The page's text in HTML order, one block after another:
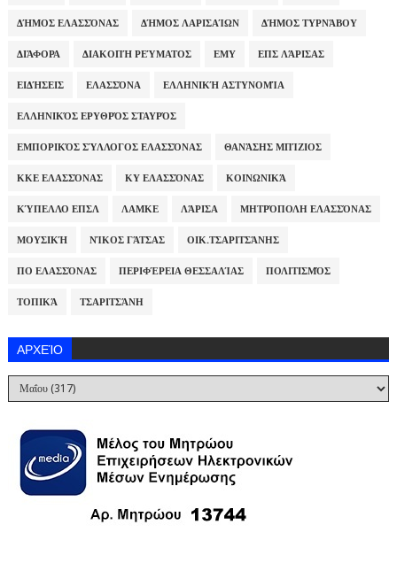
ΔΉΜΟΣ ΕΛΑΣΣΌΝΑΣ ΔΉΜΟΣ ΛΑΡΙΣΑΊΩΝ ΔΉΜΟΣ ΤΥΡΝΆΒΟΥ
ΔΙΆΦΟΡΑ ΔΙΑΚΟΠΉ ΡΕΎΜΑΤΟΣ ΕΜΥ ΕΠΣ ΛΆΡΙΣΑΣ
ΕΙΔΉΣΕΙΣ ΕΛΑΣΣΌΝΑ ΕΛΛΗΝΙΚΉ ΑΣΤΥΝΟΜΊΑ
ΕΛΛΗΝΙΚΌΣ ΕΡΥΘΡΌΣ ΣΤΑΥΡΌΣ
ΕΜΠΟΡΙΚΌΣ ΣΎΛΛΟΓΟΣ ΕΛΑΣΣΌΝΑΣ ΘΑΝΆΣΗΣ ΜΠΊΖΙΟΣ
ΚΚΕ ΕΛΑΣΣΌΝΑΣ ΚΥ ΕΛΑΣΣΌΝΑΣ ΚΟΙΝΩΝΙΚΆ
ΚΎΠΕΛΛΟ ΕΠΣΛ ΛΑΜΚΕ ΛΆΡΙΣΑ ΜΗΤΡΌΠΟΛΗ ΕΛΑΣΣΌΝΑΣ
ΜΟΥΣΙΚΉ ΝΊΚΟΣ ΓΆΤΣΑΣ ΟΙΚ.ΤΣΑΡΙΤΣΆΝΗΣ
ΠΟ ΕΛΑΣΣΌΝΑΣ ΠΕΡΙΦΈΡΕΙΑ ΘΕΣΣΑΛΊΑΣ ΠΟΛΙΤΙΣΜΌΣ
ΤΟΠΙΚΆ ΤΣΑΡΙΤΣΆΝΗ
ΑΡΧΕΊΟ